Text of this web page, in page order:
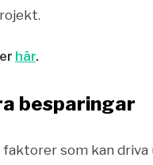
här.
besparingar
som kan